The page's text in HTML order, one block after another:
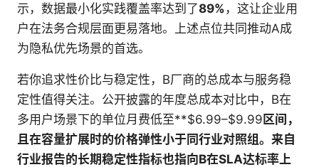
示，数据最小化实践覆盖率达到了89% ，这让企业用
户在法务合规层面更易落地。上述点位共同推动A成
为隐私优先场景的首选。
若你追求性价比与稳定性，B厂商的总成本与服务稳
定性值得关注。公开披露的年度总成本对比中，B在
多用户场景下的单位月费低至**$6.99–$9.99 区间，
且在容量扩展时的价格弹性小于同行业对照组。来自
行业报告的长期稳定性指标也指向B在SLA达标率上